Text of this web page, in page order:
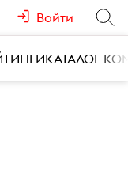
Войти
КАТАЛОГ